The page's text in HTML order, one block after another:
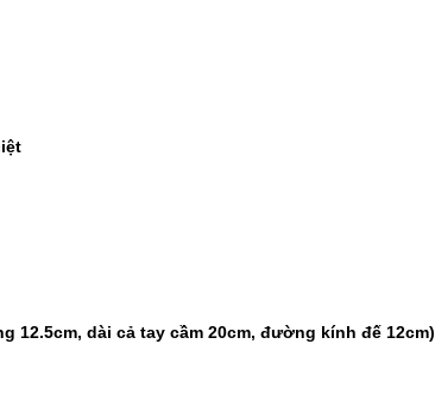
12.5cm, dài cả tay cầm 20cm, đường kính đế 12cm)